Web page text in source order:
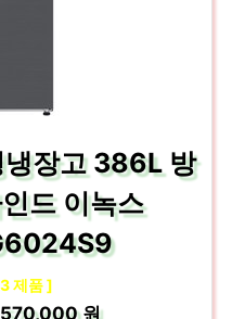
장고 386L 방
드 이녹스
제품 ]
570,000 원